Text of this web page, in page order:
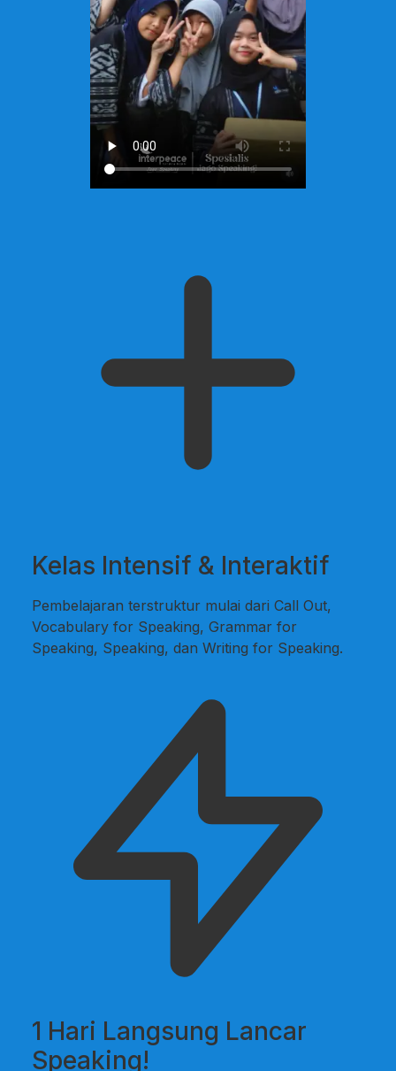
Kelas Intensif & Interaktif
Pembelajaran terstruktur mulai dari Call Out,
Vocabulary for Speaking, Grammar for
Speaking, Speaking, dan Writing for Speaking.
1 Hari Langsung Lancar
Speaking!